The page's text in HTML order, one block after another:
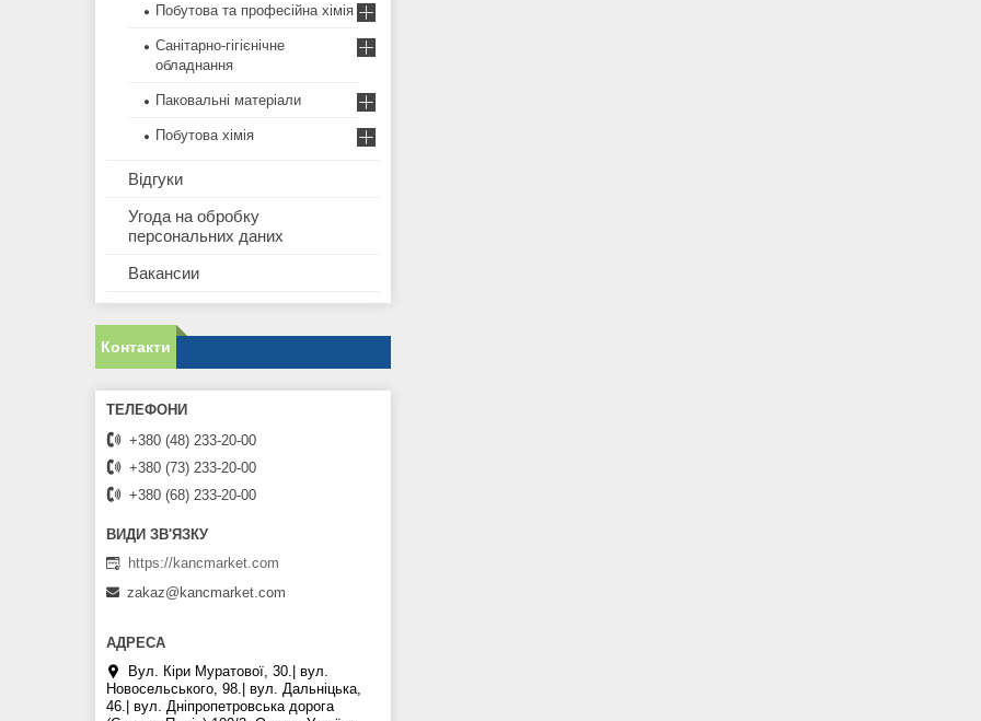
Побутова та професійна хімія
Санітарно-гігієнічне
обладнання
Паковальні матеріали
Побутова хімія
Відгуки
Угода на обробку
персональних даних
Вакансии
Контакти
+380 (48) 233-20-00
+380 (73) 233-20-00
+380 (68) 233-20-00
https://kancmarket.com
zakaz@kancmarket.com
Вул. Кіри Муратової, 30.| вул.
Новосельського, 98.| вул. Дальніцька,
46.| вул. Дніпропетровська дорога